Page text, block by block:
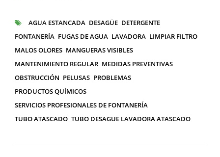
ETIQUETAS
AGUA ESTANCADA DESAGÜE DETERGENTE
FONTANERÍA FUGAS DE AGUA LAVADORA LIMPIAR FILTRO
MALOS OLORES MANGUERAS VISIBLES
MANTENIMIENTO REGULAR MEDIDAS PREVENTIVAS
OBSTRUCCIÓN PELUSAS PROBLEMAS
PRODUCTOS QUÍMICOS
SERVICIOS PROFESIONALES DE FONTANERÍA
TUBO ATASCADO TUBO DESAGUE LAVADORA ATASCADO